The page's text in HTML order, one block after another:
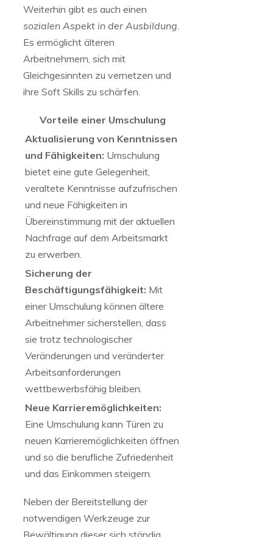
Weiterhin gibt es auch einen
sozialen​ Aspekt in ‌der Ausbildung.
Es ​ermöglicht älteren
Arbeitnehmern, sich mit
Gleichgesinnten zu vernetzen und
ihre Soft Skills zu schärfen.
Vorteile einer Umschulung
Aktualisierung von Kenntnissen
und Fähigkeiten: Umschulung
bietet eine gute Gelegenheit,
veraltete Kenntnisse aufzufrischen
und neue Fähigkeiten in
Übereinstimmung mit der⁣ aktuellen
Nachfrage​ auf dem Arbeitsmarkt
zu erwerben.
Sicherung der
Beschäftigungsfähigkeit: Mit
einer Umschulung können ältere
Arbeitnehmer sicherstellen, dass
sie trotz technologischer
Veränderungen ⁣und veränderter
Arbeitsanforderungen⁢
wettbewerbsfähig bleiben.
Neue Karrieremöglichkeiten:
Eine Umschulung kann Türen zu
neuen Karrieremöglichkeiten öffnen
und so die berufliche Zufriedenheit
und das ⁢Einkommen steigern.
Neben der Bereitstellung⁢ der
notwendigen Werkzeuge ⁤zur